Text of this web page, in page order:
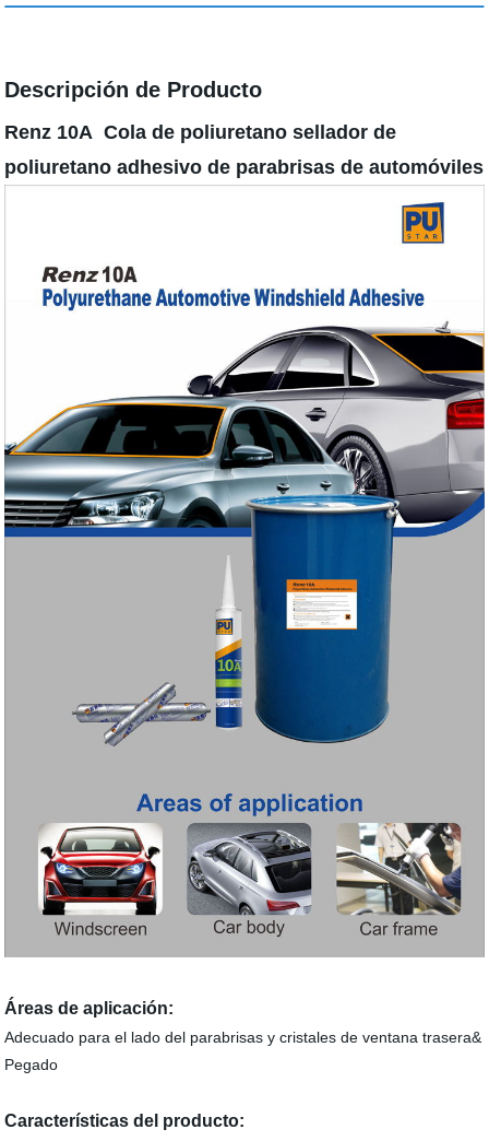
Descripción de Producto
Renz 10A Cola de poliuretano sellador de
poliuretano adhesivo de parabrisas de automóviles
Áreas de aplicación:
Adecuado para el lado del parabrisas y cristales de ventana trasera&
Pegado
Características del producto: